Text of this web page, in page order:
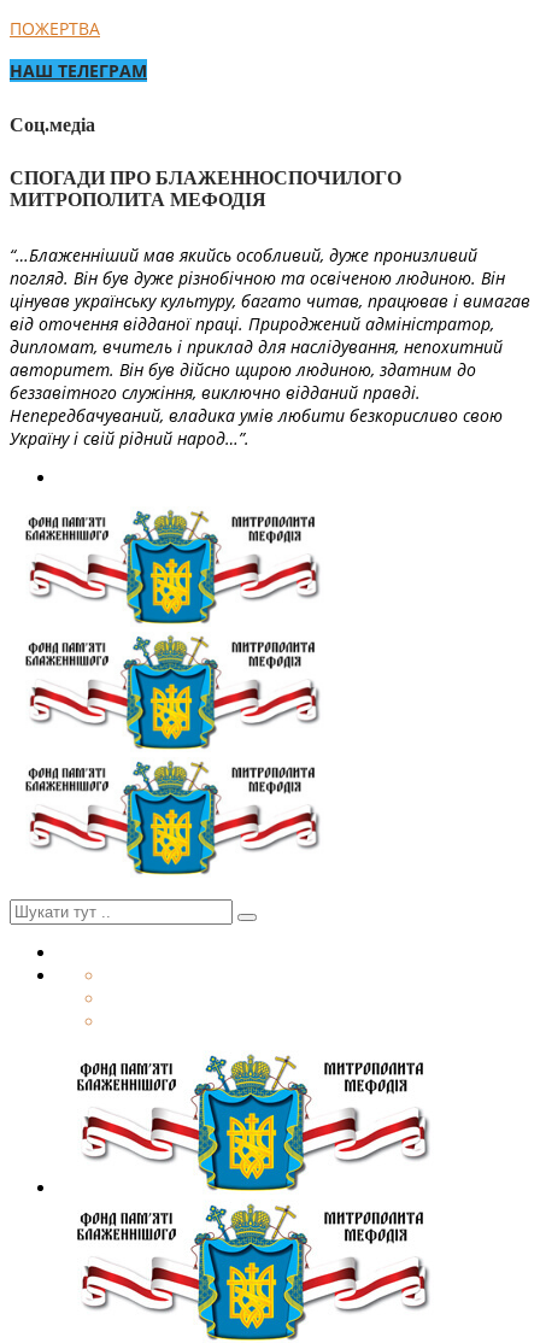
ПОЖЕРТВА
НАШ ТЕЛЕГРАМ
Соц.медіа
СПОГАДИ ПРО БЛАЖЕННОСПОЧИЛОГО
МИТРОПОЛИТА МЕФОДІЯ
“…Блаженніший мав якийсь особливий, дуже пронизливий
погляд. Він був дуже різнобічною та освіченою людиною. Він
цінував українську культуру, багато читав, працював і вимагав
від оточення відданої праці. Природжений адміністратор,
дипломат, вчитель і приклад для наслідування, непохитний
авторитет. Він був дійсно щирою людиною, здатним до
беззавітного служіння, виключно відданий правді.
Непередбачуваний, владика умів любити безкорисливо свою
Україну і свій рідний народ…”.